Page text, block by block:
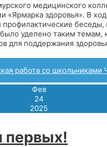
медицинского
«Ярмарка здоровья». В
уделено таким темам,
для поддержания
работа со школьниками
Фев
24
2025
первых!